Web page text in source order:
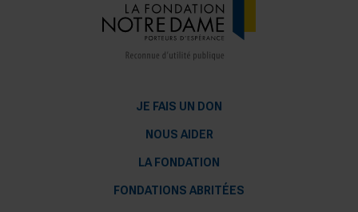
JE FAIS UN DON
NOUS AIDER
LA FONDATION
FONDATIONS ABRITÉES